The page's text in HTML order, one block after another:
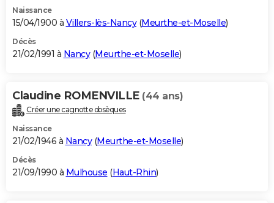
Naissance
15/04/1900 à Villers-lès-Nancy(Meurthe-et-Moselle)
Décès
21/02/1991 à Nancy(Meurthe-et-Moselle)
Claudine ROMENVILLE (44 ans)
Créer une cagnotte obsèques
Naissance
21/02/1946 à Nancy(Meurthe-et-Moselle)
Décès
21/09/1990 à Mulhouse (Haut-Rhin)